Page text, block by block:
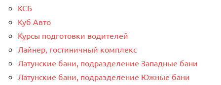
КСБ
Куб Авто
Курсы подготовки водителей
Лайнер, гостиничный комплекс
Латунские бани, подразделение Западные бани
Латунские бани, подразделение Южные бани